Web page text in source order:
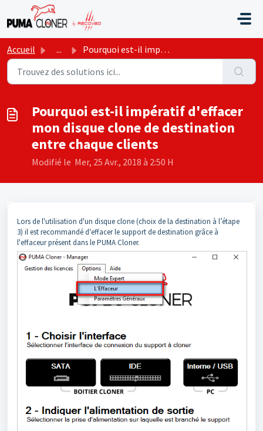
Passer au contenu principal
Accueil ... Pourquoi est-il impératif d'effacer mon disque clone ...
Pourquoi est-il impératif d'effacer
mon disque clone de destination
entre chaque clients
Modifié le Mer, 25 Avr., 2018 à 2:50 H
Lors de l'utilisation d'un disque clone (choix de la destination à l’étape
3) il est recommandé d'effacer le support de destination grâce à
l'effaceur présent dans le PUMA Cloner.